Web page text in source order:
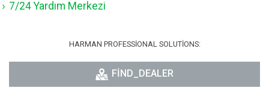
7/24 Yardım Merkezi
HARMAN PROFESSIONAL SOLUTIONS:
FIND_DEALER